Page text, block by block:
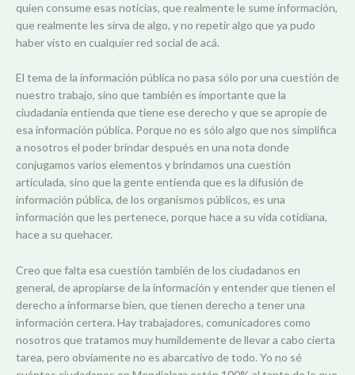
quien consume esas noticias, que realmente le sume información,
que realmente les sirva de algo, y no repetir algo que ya pudo
haber visto en cualquier red social de acá.
El tema de la información pública no pasa sólo por una cuestión de
nuestro trabajo, sino que también es importante que la
ciudadanía entienda que tiene ese derecho y que se apropie de
esa información pública. Porque no es sólo algo que nos simplifica
a nosotros el poder brindar después en una nota donde
conjugamos varios elementos y brindamos una cuestión
articulada, sino que la gente entienda que es la difusión de
información pública, de los organismos públicos, es una
información que les pertenece, porque hace a su vida cotidiana,
hace a su quehacer.
Creo que falta esa cuestión también de los ciudadanos en
general, de apropiarse de la información y entender que tienen el
derecho a informarse bien, que tienen derecho a tener una
información certera. Hay trabajadores, comunicadores como
nosotros que tratamos muy humildemente de llevar a cabo cierta
tarea, pero obviamente no es abarcativo de todo. Yo no sé